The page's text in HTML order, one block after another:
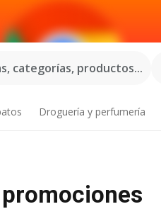
categorías, productos...
Droguería y perfumería